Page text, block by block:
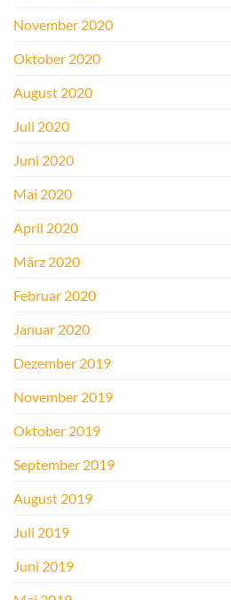
November 2020
Oktober 2020
August 2020
Juli 2020
Juni 2020
Mai 2020
April 2020
März 2020
Februar 2020
Januar 2020
Dezember 2019
November 2019
Oktober 2019
September 2019
August 2019
Juli 2019
Juni 2019